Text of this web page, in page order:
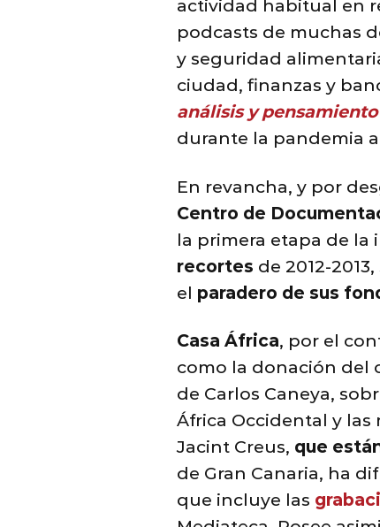
actividad habitual en
podcasts de muchas
y seguridad
ciudad, finanzas y
análisis y
durante la pandemia
En revancha, y por
Centro de
la primera etapa de
recortes de 2012-
el paradero de sus
Casa África, por el
como la donación del
de Carlos Caneya,
África Occidental y las
Jacint Creus, que
de Gran Canaria, ha
que incluye las